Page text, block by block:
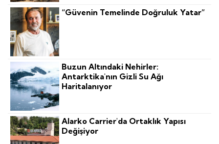
“Güvenin Temelinde Doğruluk Yatar”
Buzun Altındaki Nehirler:
Antarktika'nın Gizli Su Ağı
Haritalanıyor
Alarko Carrier'da Ortaklık Yapısı
Değişiyor